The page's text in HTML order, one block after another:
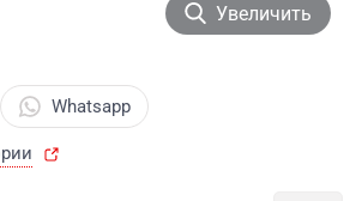
Увеличить
Whatsapp